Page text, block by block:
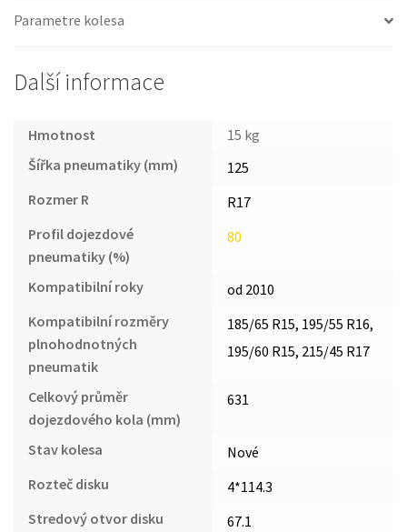
Parametre kolesa
Další informace
Hmotnost
15 kg
Šířka pneumatiky (mm)
125
Rozmer R
R17
Profil dojezdové
pneumatiky (%)
80
Kompatibilní roky
od 2010
Kompatibilní rozměry
plnohodnotných
pneumatik
185/65 R15, 195/55 R16,
195/60 R15, 215/45 R17
Celkový průměr
dojezdového kola (mm)
631
Stav kolesa
Nové
Rozteč disku
4*114.3
Stredový otvor disku
67.1